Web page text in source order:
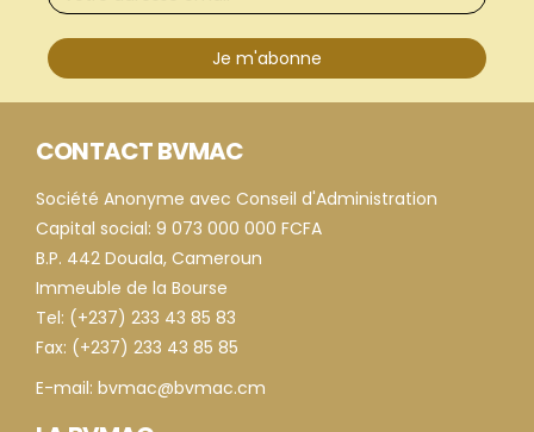
Je m'abonne
CONTACT BVMAC
Société Anonyme avec Conseil d'Administration
Capital social: 9 073 000 000 FCFA
B.P. 442 Douala, Cameroun
Immeuble de la Bourse
Tel: (+237) 233 43 85 83
Fax: (+237) 233 43 85 85
E-mail: bvmac@bvmac.cm